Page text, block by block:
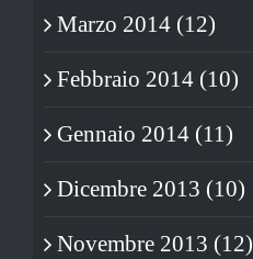
Marzo 2014 (12)
Febbraio 2014 (10)
Gennaio 2014 (11)
Dicembre 2013 (10)
Novembre 2013 (12)